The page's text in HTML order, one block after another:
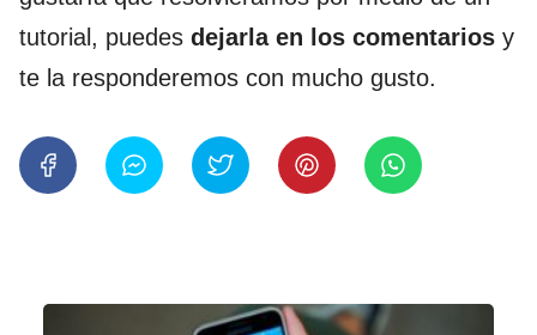
tutorial, puedes dejarla en los comentarios y
te la responderemos con mucho gusto.